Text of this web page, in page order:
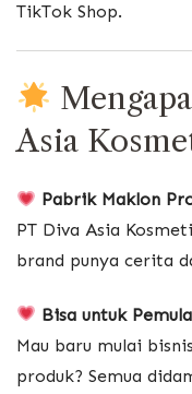
TikTok Shop.
Asia
Pabrik Maklon
PT Diva Asia
brand punya cerita
Bisa untuk
Mau baru mulai
produk? Semua